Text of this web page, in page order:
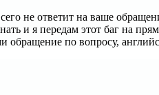
не ответит на ваше
и я передам этот баг на
обращение по вопросу,